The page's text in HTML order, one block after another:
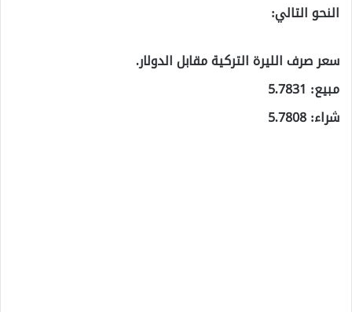
النحو التالي:
سعر صرف الليرة التركية مقابل الدولار.
مبيع: 5.7831
شراء: 5.7808